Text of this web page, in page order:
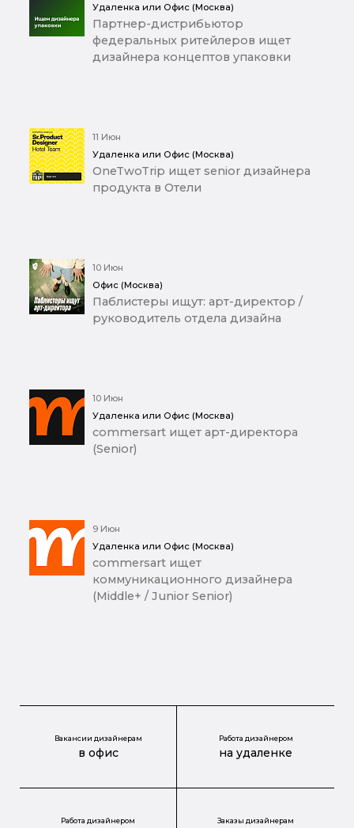
Удаленка или Офис (Москва)
Партнер-дистрибьютор
федеральных ритейлеров ищет
дизайнера концептов упаковки
11 Июн
Удаленка или Офис (Москва)
OneTwoTrip ищет senior дизайнера
продукта в Отели
10 Июн
Офис (Москва)
Паблистеры ищут: арт-директор /
руководитель отдела дизайна
10 Июн
Удаленка или Офис (Москва)
commersart ищет арт-директора
(Senior)
9 Июн
Удаленка или Офис (Москва)
commersart ищет
коммуникационного дизайнера
(Middle+ / Junior Senior)
Вакансии дизайнерам
в офис
Работа дизайнером
на удаленке
Работа дизайнером Заказы дизайнерам